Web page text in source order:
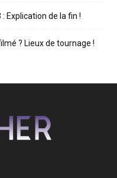
Explication de la fin !
? Lieux de tournage !